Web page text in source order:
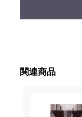
関連商品